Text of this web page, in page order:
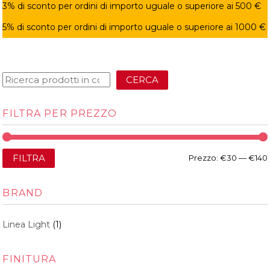
3% di sconto per ordini di importo uguale o superiore ai 500 €
5% di sconto per ordini di importo uguale o superiore ai 1000 €
CERCA
FILTRA PER PREZZO
FILTRA Prezzo: €30 —€140
BRAND
Linea Light (1)
FINITURA